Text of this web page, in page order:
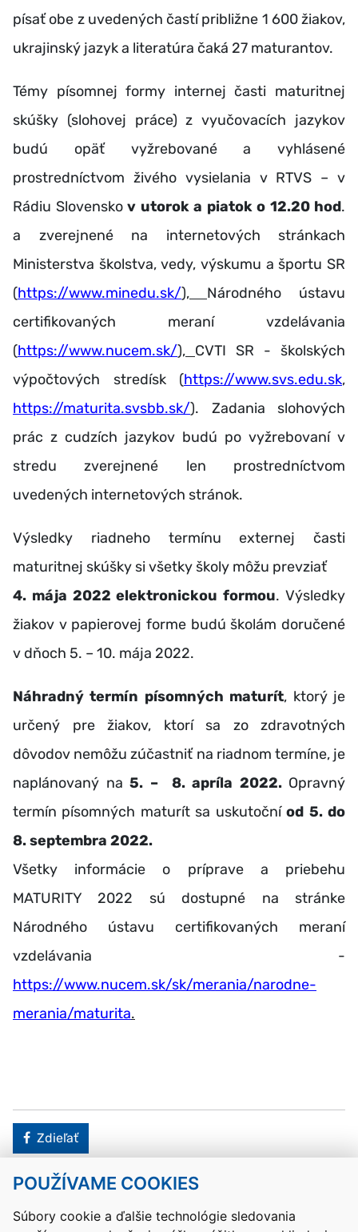
POUŽÍVAME COOKIES
Súbory cookie a ďalšie technológie sledovania
písať obe z uvedených častí približne 1 600 žiakov,
ukrajinský jazyk a literatúra čaká 27 maturantov.
Témy písomnej formy internej časti maturitnej
skúšky (slohovej práce) z vyučovacích jazykov
budú opäť vyžrebované a vyhlásené
prostredníctvom živého vysielania v RTVS – v
Rádiu Slovensko v utorok a piatok o 12.20 hod.
a zverejnené na internetových stránkach
Ministerstva školstva, vedy, výskumu a športu SR
(https://www.minedu.sk/), Národného ústavu
certifikovaných meraní vzdelávania
(https://www.nucem.sk/), CVTI SR - školských
výpočtových stredísk (https://www.svs.edu.sk,
https://maturita.svsbb.sk/). Zadania slohových
prác z cudzích jazykov budú po vyžrebovaní v
stredu zverejnené len prostredníctvom
uvedených internetových stránok.
Výsledky riadneho termínu externej časti
maturitnej skúšky si všetky školy môžu prevziať
4. mája 2022 elektronickou formou. Výsledky
žiakov v papierovej forme budú školám doručené
v dňoch 5. – 10. mája 2022.
Náhradný termín písomných maturít, ktorý je
určený pre žiakov, ktorí sa zo zdravotných
dôvodov nemôžu zúčastniť na riadnom termíne, je
naplánovaný na 5. – 8. apríla 2022.Opravný
termín písomných maturít sa uskutočníod 5. do
8. septembra 2022.
Všetky informácie o príprave a priebehu
MATURITY 2022 sú dostupné na stránke
Národného ústavu certifikovaných meraní
vzdelávania -
https://www.nucem.sk/sk/merania/narodne-
merania/maturita.
Facebook
Zdieľať